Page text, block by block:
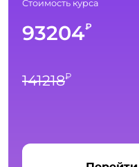
Стоимость курса
93204₽
141218₽